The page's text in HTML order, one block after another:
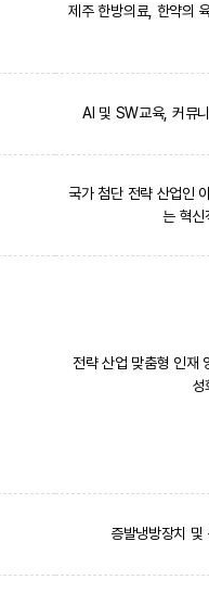
제주 한방의료, 한약의
AI 및 SW교육, 커뮤
국가 첨단 전략 산업인
는 혁신
전략 산업 맞춤형 인재
성
증발냉방장치